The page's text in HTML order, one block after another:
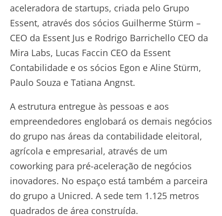
aceleradora de startups, criada pelo Grupo
Essent, através dos sócios Guilherme Stürm –
CEO da Essent Jus e Rodrigo Barrichello CEO da
Mira Labs, Lucas Faccin CEO da Essent
Contabilidade e os sócios Egon e Aline Stürm,
Paulo Souza e Tatiana Angnst.
A estrutura entregue às pessoas e aos
empreendedores englobará os demais negócios
do grupo nas áreas da contabilidade eleitoral,
agrícola e empresarial, através de um
coworking para pré-aceleração de negócios
inovadores. No espaço está também a parceira
do grupo a Unicred. A sede tem 1.125 metros
quadrados de área construída.